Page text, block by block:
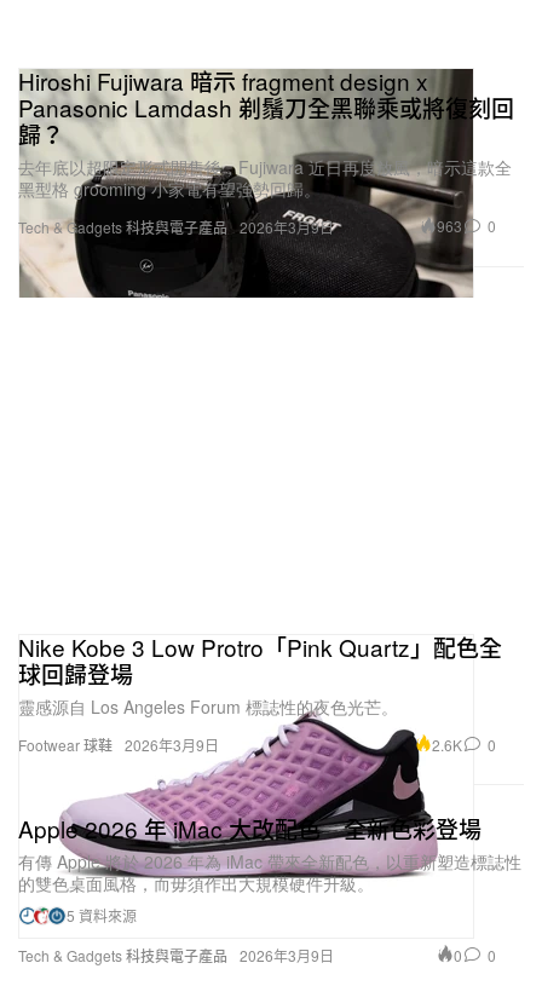
Tech & Gadgets 科技與電子產品
Hiroshi Fujiwara 暗示 fragment design x
Panasonic Lamdash 剃鬚刀全黑聯乘或將復刻回
歸？
去年底以超限定形式開售後，Fujiwara 近日再度放風，暗示這款全
黑型格 grooming 小家電有望強勢回歸。
2026年3月9日 963 0
Footwear 球鞋
Nike Kobe 3 Low Protro「Pink Quartz」配色全
球回歸登場
靈感源自 Los Angeles Forum 標誌性的夜色光芒。
2026年3月9日 2.6K 0
Tech & Gadgets 科技與電子產品
Apple 2026 年 iMac 大改配色 全新色彩登場
有傳 Apple 將於 2026 年為 iMac 帶來全新配色，以重新塑造標誌性
的雙色桌面風格，而毋須作出大規模硬件升級。
5 資料來源
2026年3月9日
0 0